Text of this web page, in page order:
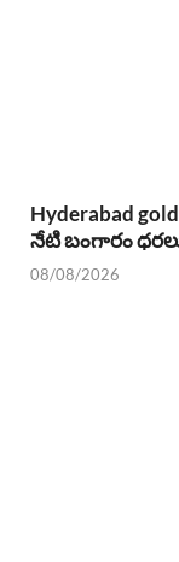
Hyderabad
నేటి బంగారం ధరలు
08/08/2026